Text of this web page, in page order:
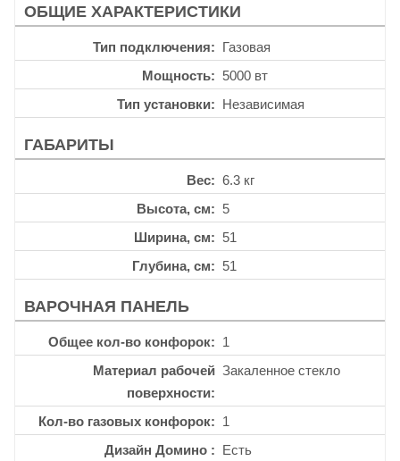
ОБЩИЕ ХАРАКТЕРИСТИКИ
Тип подключения
Газовая
Мощность
5000 вт
Тип установки
Независимая
ГАБАРИТЫ
Вес
6.3 кг
Высота, см
5
Ширина, см
51
Глубина, см
51
ВАРОЧНАЯ ПАНЕЛЬ
Общее кол-во конфорок
1
Материал рабочей
поверхности
Закаленное стекло
Кол-во газовых конфорок
1
Дизайн Домино
Есть